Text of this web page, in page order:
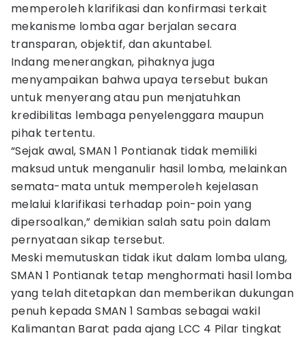
memperoleh klarifikasi dan konfirmasi terkait
mekanisme lomba agar berjalan secara
transparan, objektif, dan akuntabel.
Indang menerangkan, pihaknya juga
menyampaikan bahwa upaya tersebut bukan
untuk menyerang atau pun menjatuhkan
kredibilitas lembaga penyelenggara maupun
pihak tertentu.
“Sejak awal, SMAN 1 Pontianak tidak memiliki
maksud untuk menganulir hasil lomba, melainkan
semata-mata untuk memperoleh kejelasan
melalui klarifikasi terhadap poin-poin yang
dipersoalkan,” demikian salah satu poin dalam
pernyataan sikap tersebut.
Meski memutuskan tidak ikut dalam lomba ulang,
SMAN 1 Pontianak tetap menghormati hasil lomba
yang telah ditetapkan dan memberikan dukungan
penuh kepada SMAN 1 Sambas sebagai wakil
Kalimantan Barat pada ajang LCC 4 Pilar tingkat